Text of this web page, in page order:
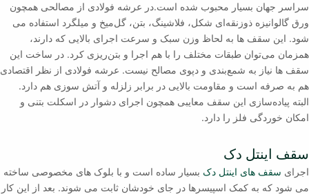
سراسر جهان بسیار محبوب شده است.در عرشه فولادی از مصالحی همچون
ورق گالوانیزه ذوزنقه‌ای شکل، فلاشینگ، بتن، گل‌میخ و میلگرد استفاده می
شود. این سقف ها به لحاظ وزن سبک و سرعت اجرای بالایی که دارند،
همزمان می‌توان طبقات مختلف را با هم اجرا و بتن‌ریزی کرد. در ساخت این
سقف ها نیاز به شمع‌بندی و دپوی مصالح نیست. عرشه فولادی از نظر اقتصادی
هم به صرفه است و مقاومت بالایی در برابر زلزله و آتش سوزی هم دارد.
البته پیاده‌سازی این سقف معایبی همچون اجرای دشوار در اسکلت بتنی و
امکان خوردگی فلز را دارد.
سقف اینتل دک
اجرای سقف های اینتل دک بسیار ساده است و با بلوک های مخصوصی ساخته
می شود که به کمک اسپیسرها در جای خودشان ثابت می شوند. بعد از این کار